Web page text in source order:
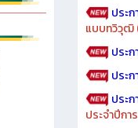
ประก
แบบทวิวุฒิ
ประก
ประก
ประก
ประจำปีก